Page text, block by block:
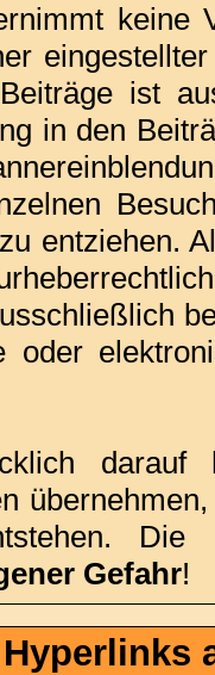
keine
ist
in den
entziehen.
oder
Gefahr!